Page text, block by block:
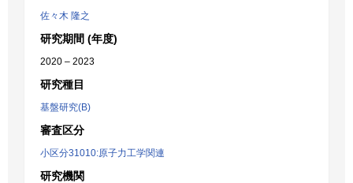
佐々木 隆之
研究期間 (年度)
2020 – 2023
研究種目
基盤研究(B)
審査区分
小区分31010:原子力工学関連
研究機関